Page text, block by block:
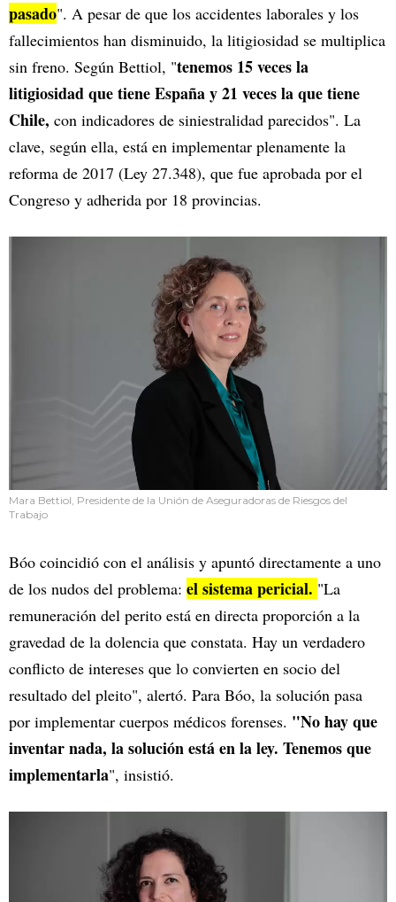
pasado". A pesar de que los accidentes laborales y los
fallecimientos han disminuido, la litigiosidad se multiplica
sin freno. Según Bettiol, "tenemos 15 veces la
litigiosidad que tiene España y 21 veces la que tiene
Chile, con indicadores de siniestralidad parecidos". La
clave, según ella, está en implementar plenamente la
reforma de 2017 (Ley 27.348), que fue aprobada por el
Congreso y adherida por 18 provincias.
Mara Bettiol, Presidente de la Unión de Aseguradoras de Riesgos del
Trabajo
Bóo coincidió con el análisis y apuntó directamente a uno
de los nudos del problema: el sistema pericial. "La
remuneración del perito está en directa proporción a la
gravedad de la dolencia que constata. Hay un verdadero
conflicto de intereses que lo convierten en socio del
resultado del pleito", alertó. Para Bóo, la solución pasa
por implementar cuerpos médicos forenses. "No hay que
inventar nada, la solución está en la ley. Tenemos que
implementarla", insistió.